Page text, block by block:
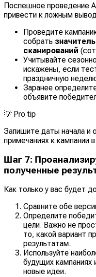
Поспешное проведение
привести к ложным
Проведите
собрать
сканирований
Учитывайте
искажены, если
праздничную
Заранее
объявите
💡 Pro tip
Запишите даты начала и
примечаниях к кампании
Шаг 7:
полученные
Как только у вас будет
Сравните обе
Определите
цели. Важно не
то, какой вариант
результатам.
Используйте
будущих кампаниях
новые идеи.